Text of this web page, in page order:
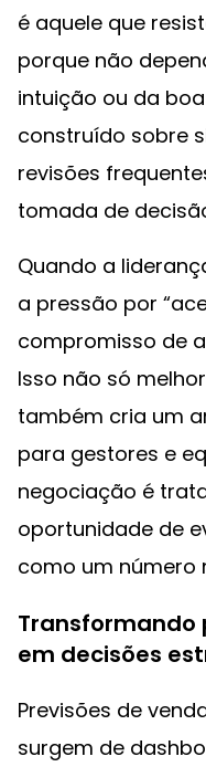
é aquele que
porque não
intuição ou da
construído sobre
revisões
tomada de
Quando a
a pressão por
compromisso de
Isso não só
também cria um
para gestores e
negociação é
oportunidade de
como um número
Transformando
em decisões
Previsões de
surgem de